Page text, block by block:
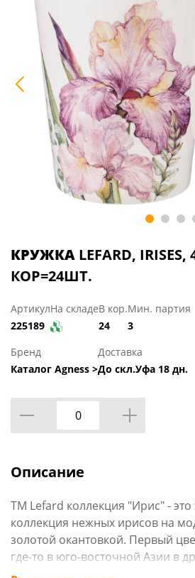
КРУЖКА LEFARD,
КОР=24ШТ.
Артикул
225189
На складеВ кор.
24
Мин. партия
3
Бренд
Каталог Agness >
Доставка
До скл.Уфа 18 дн.
Описание
TM Lefard коллекция "Ирис" -
коллекция нежных ирисов на
золотой окантовкой. Первый
где-то в юго-восточной Азии в
Ирис был так красив, что им